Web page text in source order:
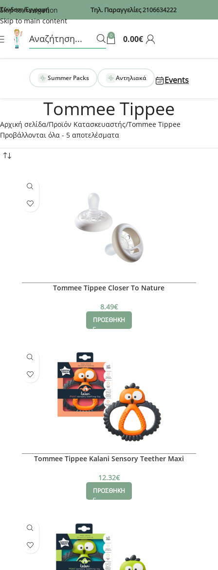
Recaptcha
Skip to navigation
Skip to main content
Σύνδεση/Εγγραφή Τηλ. Παραγγελίες2106634222
0 0.00€
Summer Packs Αντηλιακά Events
Tommee Tippee
Αρχική σελίδα Προϊόν Κατασκευαστής Tommee Tippee
Προβάλλονται όλα - 5 αποτελέσματα
Tommee Tippee Closer To Nature
8.49€
ΠΡΟΣΘΗΚΗ
Tommee Tippee Kalani Sensory Teether Maxi
12.32€
ΠΡΟΣΘΗΚΗ